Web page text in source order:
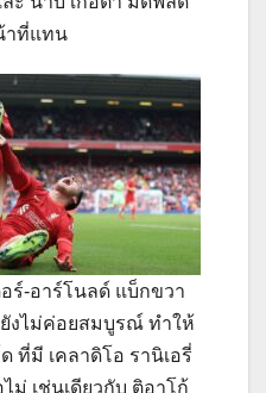
าที่แทน
ร์-อาร์โนลด์ แบ็กขวา
งไม่ค่อยสมบูรณ์ ทำให้
ที่มี เคลาดิโอ รานิเอรี่
ม่ เช่นเดียวกับ ติอาโก้